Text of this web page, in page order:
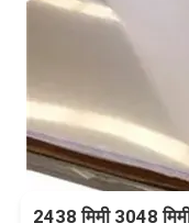
2438 मिमी 3048